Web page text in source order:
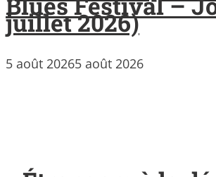
juillet 2026)
5 août 20265 août 2026